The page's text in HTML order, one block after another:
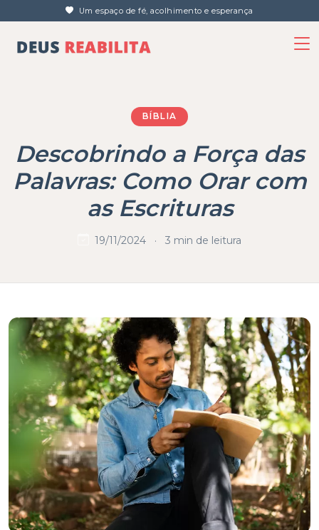
Um espaço de fé, acolhimento e esperança
BÍBLIA
Descobrindo a Força das
Palavras: Como Orar com
as Escrituras
19/11/2024 · 3 min de leitura